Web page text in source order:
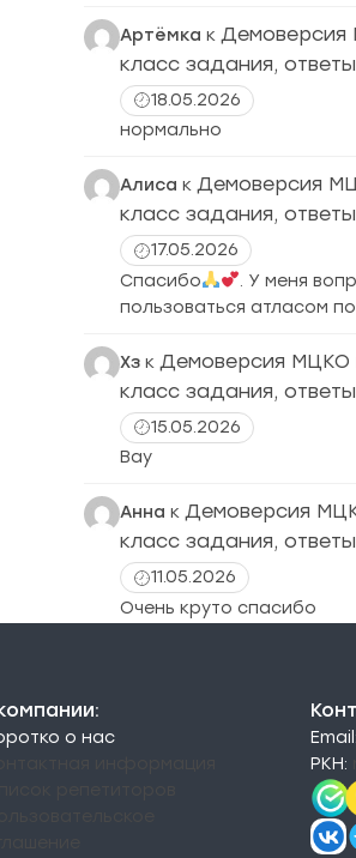
Артёмка к Демоверсия
класс задания,
18.05.2026
нормально
Алиса к Демоверсия
класс задания,
17.05.2026
Спасибо
. У меня
пользоваться атласом
Хз к Демоверсия МЦКО
класс задания,
15.05.2026
Вау
Анна к Демоверсия
класс задания,
11.05.2026
Очень круто спасибо
о нас
Email:
РКН: